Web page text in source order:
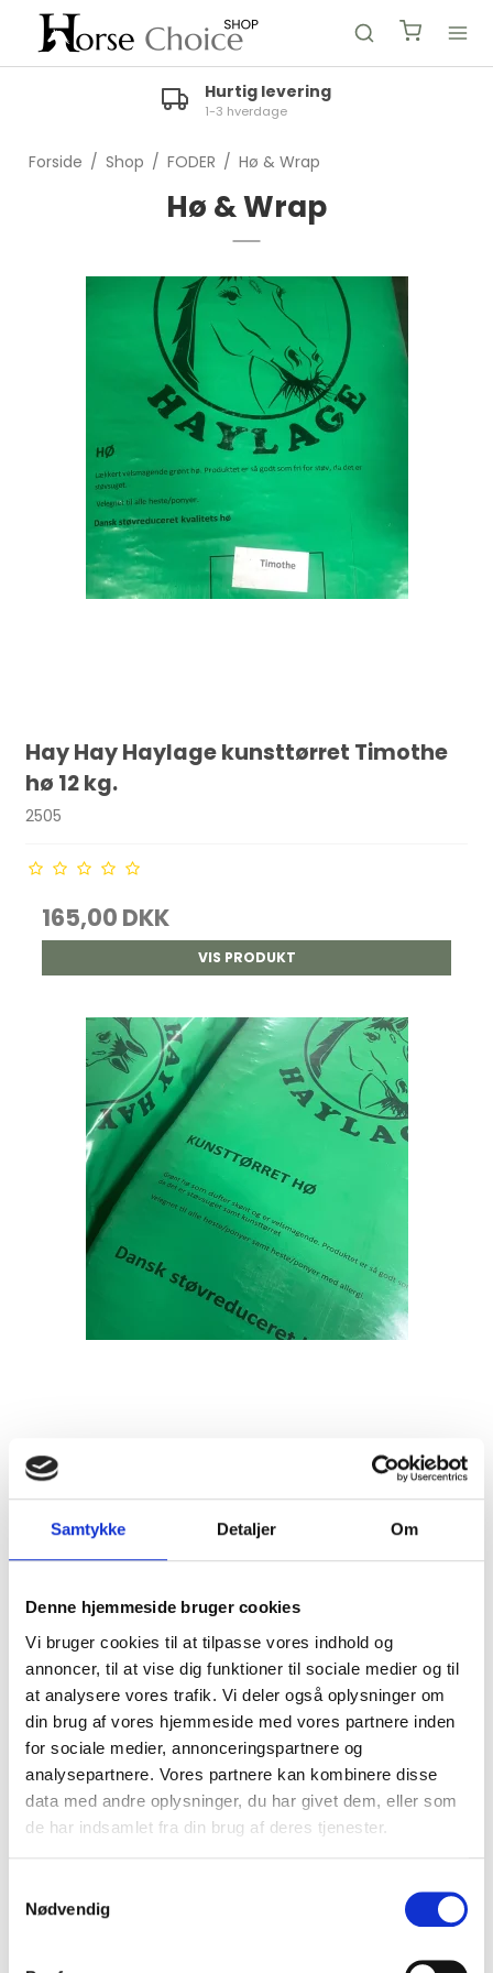
Samtykke Detaljer Om
Denne hjemmeside bruger cookies
Vi bruger cookies til at tilpasse vores indhold og
annoncer, til at vise dig funktioner til sociale medier og til
at analysere vores trafik. Vi deler også oplysninger om
din brug af vores hjemmeside med vores partnere inden
for sociale medier, annonceringspartnere og
analysepartnere. Vores partnere kan kombinere disse
data med andre oplysninger, du har givet dem, eller som
de har indsamlet fra din brug af deres tjenester.
Nødvendig
Hurtig levering
1-3 hverdage
Forside / Shop / FODER / Hø & Wrap
Hø & Wrap
Hay Hay Haylage kunsttørret Timothe
hø 12 kg.
2505
165,00 DKK
VIS PRODUKT
Hay Hay Haylage kunsttørret hø 12 kg.
2504
160,00 DKK
VIS PRODUKT